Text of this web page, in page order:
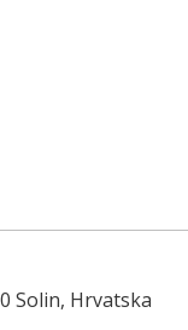
Solin, Hrvatska